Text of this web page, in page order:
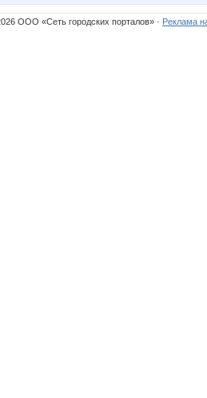
ООО «Сеть городских порталов» · Реклама